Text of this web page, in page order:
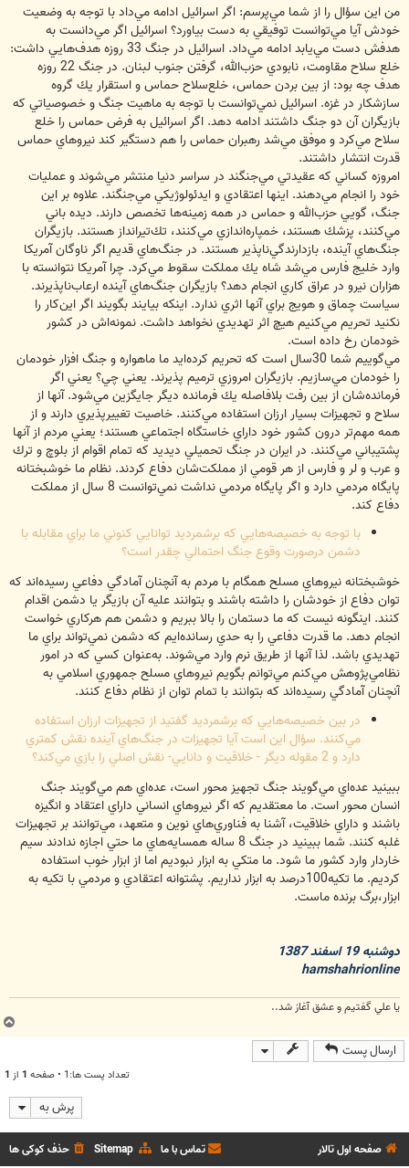
من اين سؤال را از شما مي‌پرسم: اگر اسرائيل ادامه مي‌داد با توجه به وضعيت
خودش آيا مي‌توانست توفيقي به دست بياورد؟ اسرائيل اگر مي‌دانست به
هدفش دست مي‌يابد ادامه مي‌داد. اسرائيل در جنگ 33 روزه هدف‌هايي داشت:
خلع سلاح مقاومت، نابودي حزب‌الله، گرفتن جنوب لبنان. در جنگ 22 روزه
هدف چه بود: از بين بردن حماس، خلع‌سلاح حماس و استقرار يك گروه
سازشكار در غزه. اسرائيل نمي‌توانست با توجه به ماهيت جنگ و خصوصياتي كه
بازيگران آن دو جنگ داشتند ادامه دهد. اگر اسرائيل به فرض حماس را خلع
سلاح مي‌كرد و موفق مي‌شد رهبران حماس را هم دستگير كند نيروهاي حماس
قدرت انتشار داشتند.
امروزه كساني كه عقيدتي مي‌جنگند در سراسر دنيا منتشر مي‌شوند و عمليات
خود را انجام مي‌دهند. اينها اعتقادي و ايدئولوژيكي مي‌جنگند. علاوه بر اين
جنگ، گويي حزب‌الله و حماس در همه زمينه‌ها تخصص دارند. ديده باني
مي‌كنند، پزشك هستند، خمپاره‌اندازي مي‌كنند، تك‌تيرانداز هستند. بازيگران
جنگ‌هاي آينده، بازدارندگي‌ناپذير هستند. در جنگ‌هاي قديم اگر ناوگان آمريكا
وارد خليج فارس مي‌شد شاه يك مملكت سقوط مي‌كرد. چرا آمريكا نتوانسته با
هزاران نيرو در عراق كاري انجام دهد؟‌ بازيگران جنگ‌هاي آينده ارعاب‌ناپذيرند.
سياست چماق و هويج براي آنها اثري ندارد. اينكه بيايند بگويند اگر اين‌كار را
نكنيد تحريم مي‌كنيم هيچ اثر تهديدي نخواهد داشت. نمونه‌اش در كشور
خودمان رخ داده است.
مي‌گوييم شما 30سال است كه تحريم كرده‌ايد ما ماهواره و جنگ افزار خودمان
را خودمان مي‌سازيم. بازيگران امروزي ترميم پذيرند. يعني چي؟ يعني اگر
فرمانده‌شان از بين رفت بلافاصله يك فرمانده ديگر جايگزين مي‌شود. آنها از
سلاح و تجهيزات بسيار ارزان استفاده مي‌كنند. خاصيت تغيير‌پذيري دارند و از
همه مهم‌تر درون كشور خود داراي خاستگاه اجتماعي هستند؛ يعني مردم از آنها
پشتيباني مي‌كنند. در ايران در جنگ تحميلي ديديد كه تمام اقوام از بلوچ و ترك
و عرب و لر و فارس از هر قومي از مملكت‌شان دفاع كردند. نظام ما خوشبختانه
پايگاه مردمي‌ دارد و اگر پايگاه مردمي ‌نداشت نمي‌توانست 8 سال از مملكت
دفاع كند.
‌با توجه به خصيصه‌هايي كه برشمرديد توانايي كنوني ما براي مقابله با
دشمن درصورت وقوع جنگ احتمالي چقدر است؟
خوشبختانه نيروهاي مسلح همگام با مردم به آنچنان آمادگي دفاعي رسيده‌اند كه
توان دفاع از خودشان را داشته باشند و بتوانند عليه آن بازيگر يا دشمن اقدام
كنند. اينگونه نيست كه ما دستمان را بالا ببريم و دشمن هم هركاري خواست
انجام دهد. ما قدرت دفاعي را به حدي رسانده‌ايم كه دشمن نمي‌تواند براي ما
تهديدي باشد. لذا آنها از طريق نرم وارد مي‌شوند. به‌عنوان كسي كه در امور
نظامي‌پژوهش مي‌كنم مي‌توانم بگويم نيروهاي مسلح جمهوري اسلامي‌ به
آنچنان آمادگي رسيده‌اند كه بتوانند با تمام توان از نظام دفاع كنند.
در بين خصيصه‌هايي كه برشمرديد گفتيد از تجهيزات ارزان استفاده
مي‌كنند. سؤال اين است آيا تجهيزات در جنگ‌هاي آينده نقش كمتري
دارد و 2 مقوله ديگر - خلاقيت و دانايي- نقش اصلي را بازي مي‌كند؟
ببينيد عده‌اي مي‌گويند جنگ تجهيز محور است، عده‌اي هم مي‌گويند جنگ
انسان محور است. ما معتقديم كه اگر نيروهاي انساني داراي اعتقاد و انگيزه
باشند و داراي خلاقيت، آشنا به فناوري‌هاي نوين و متعهد، مي‌توانند بر تجهيزات
غلبه كنند. شما ببينيد در جنگ 8 ساله همسايه‌هاي ما حتي اجازه ندادند سيم
خاردار وارد كشور ما شود. ما متكي به ابزار نبوديم اما از ابزار خوب استفاده
كرديم. ما تكيه100درصد به ابزار نداريم. پشتوانه اعتقادي و مردمي ‌با تكيه به
ابزار،برگ برنده ماست.
دوشنبه 19 اسفند 1387
hamshahrionline
يا علي گفتيم و عشق آغاز شد..
ارسال پست
تعداد پست ها:1 • صفحه 1 از 1
پرش به
صفحه اول تالار حذف کوکی ها Sitemap تماس با ما